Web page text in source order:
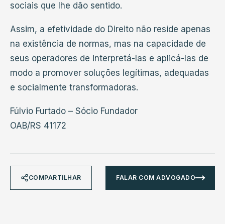
sociais que lhe dão sentido.
Assim, a efetividade do Direito não reside apenas
na existência de normas, mas na capacidade de
seus operadores de interpretá-las e aplicá-las de
modo a promover soluções legítimas, adequadas
e socialmente transformadoras.
Fúlvio Furtado – Sócio Fundador
OAB/RS 41172
COMPARTILHAR FALAR COM ADVOGADO